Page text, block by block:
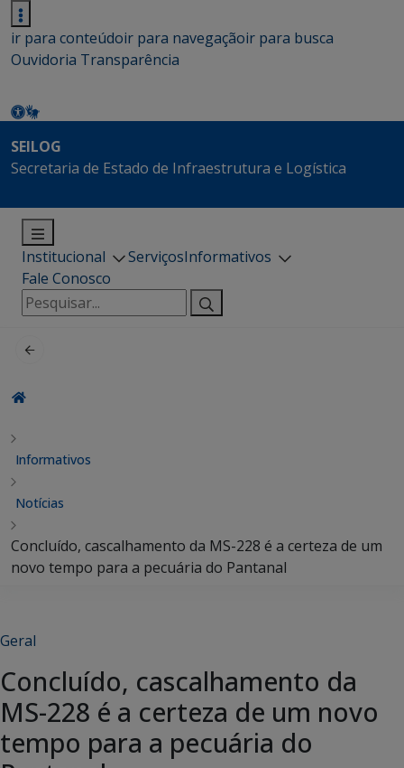
ir para conteúdoir para navegaçãoir para busca
Ouvidoria Transparência
SEILOG
Secretaria de Estado de Infraestrutura e Logística
Institucional ServiçosInformativos
Fale Conosco
Pesquisar
por:
Informativos
Notícias
Concluído, cascalhamento da MS-228 é a certeza de um
novo tempo para a pecuária do Pantanal
Geral
Concluído, cascalhamento da
MS-228 é a certeza de um novo
tempo para a pecuária do